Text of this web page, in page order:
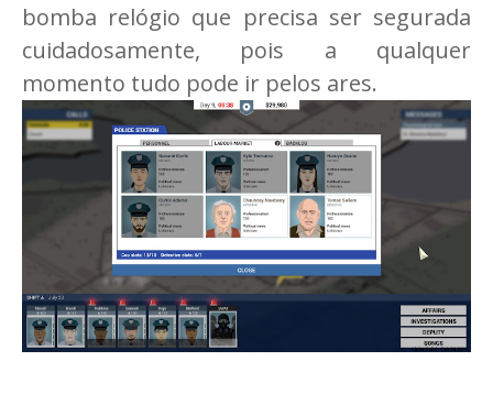
bomba relógio que precisa ser segurada
cuidadosamente, pois a qualquer
momento tudo pode ir pelos ares.